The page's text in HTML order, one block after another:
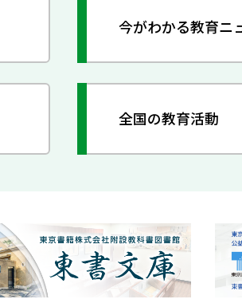
今がわかる教育ニ
全国の教育活動